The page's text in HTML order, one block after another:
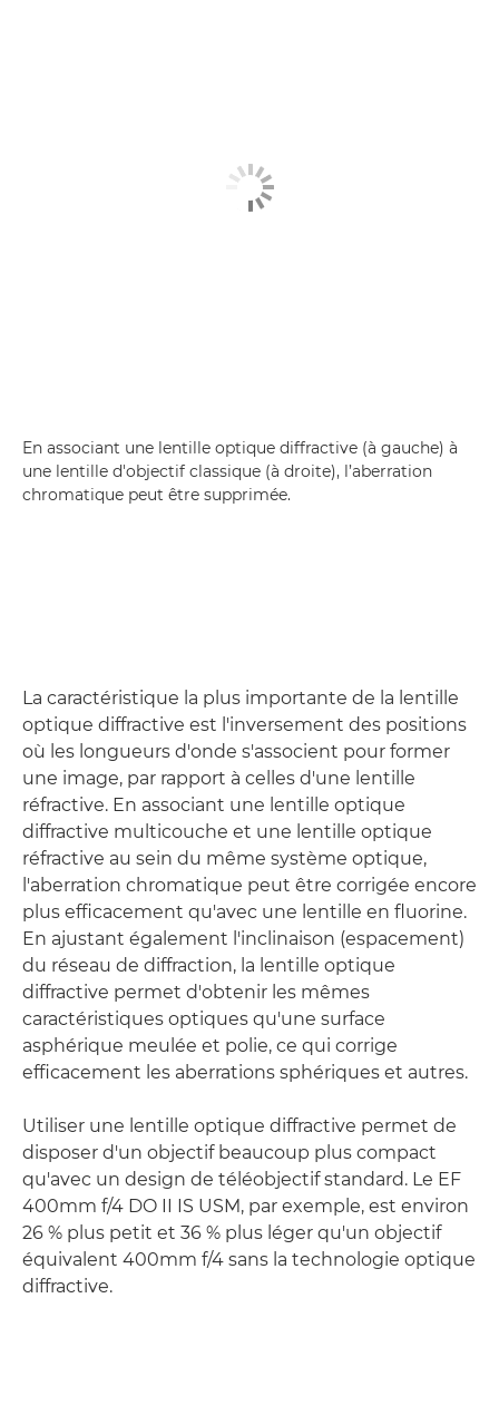
En associant une lentille optique diffractive (à gauche) à
une lentille d'objectif classique (à droite), l’aberration
chromatique peut être supprimée.
La caractéristique la plus importante de la lentille
optique diffractive est l'inversement des positions
où les longueurs d'onde s'associent pour former
une image, par rapport à celles d'une lentille
réfractive. En associant une lentille optique
diffractive multicouche et une lentille optique
réfractive au sein du même système optique,
l'aberration chromatique peut être corrigée encore
plus efficacement qu'avec une lentille en fluorine.
En ajustant également l'inclinaison (espacement)
du réseau de diffraction, la lentille optique
diffractive permet d'obtenir les mêmes
caractéristiques optiques qu'une surface
asphérique meulée et polie, ce qui corrige
efficacement les aberrations sphériques et autres.
Utiliser une lentille optique diffractive permet de
disposer d'un objectif beaucoup plus compact
qu'avec un design de téléobjectif standard. Le EF
400mm f/4 DO II IS USM, par exemple, est environ
26 % plus petit et 36 % plus léger qu'un objectif
équivalent 400mm f/4 sans la technologie optique
diffractive.